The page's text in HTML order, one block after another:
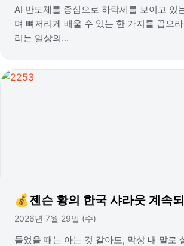
AI 반도체를 중심으로 하락세를 보이고 있
며 뼈저리게 배울 수 있는 한 가지를 꼽으
리는 일상의...
💰젠슨 황의 한국 샤라웃 계속
2026년 7월 29일 (수)
들었을 때는 아는 것 같아도, 막상 내 말로